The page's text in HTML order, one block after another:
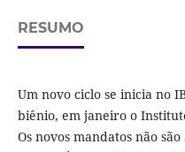
RESUMO
Um novo ciclo se inicia no
biênio, em janeiro o
Os novos mandatos não